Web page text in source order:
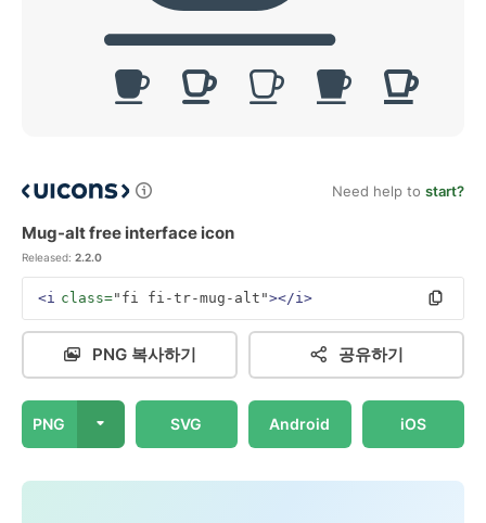
Need help to start?
Mug-alt free interface icon
Released: 2.2.0
<i class="fi fi-tr-mug-alt"></i>
PNG 복사하기 공유하기
PNG SVG Android iOS